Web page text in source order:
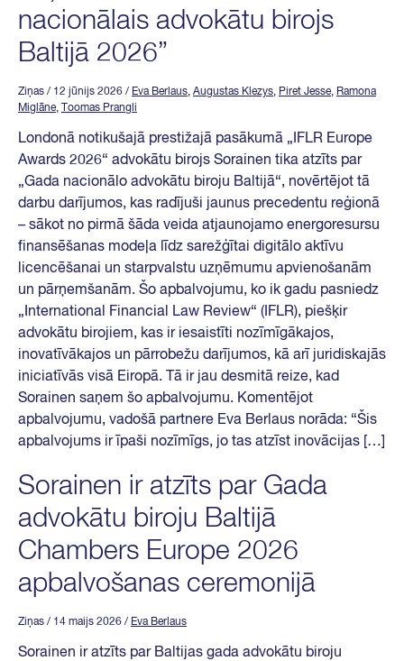
nacionālais advokātu birojs
Baltijā 2026”
Ziņas / 12 jūnijs 2026 / Eva Berlaus, Augustas Klezys, Piret Jesse, Ramona
Miglāne, Toomas Prangli
Londonā notikušajā prestižajā pasākumā „IFLR Europe
Awards 2026“ advokātu birojs Sorainen tika atzīts par
„Gada nacionālo advokātu biroju Baltijā“, novērtējot tā
darbu darījumos, kas radījuši jaunus precedentu reģionā
– sākot no pirmā šāda veida atjaunojamo energoresursu
finansēšanas modeļa līdz sarežģītai digitālo aktīvu
licencēšanai un starpvalstu uzņēmumu apvienošanām
un pārņemšanām. Šo apbalvojumu, ko ik gadu pasniedz
„International Financial Law Review“ (IFLR), piešķir
advokātu birojiem, kas ir iesaistīti nozīmīgākajos,
inovatīvākajos un pārrobežu darījumos, kā arī juridiskajās
iniciatīvās visā Eiropā. Tā ir jau desmitā reize, kad
Sorainen saņem šo apbalvojumu. Komentējot
apbalvojumu, vadošā partnere Eva Berlaus norāda: “Šis
apbalvojums ir īpaši nozīmīgs, jo tas atzīst inovācijas […]
Sorainen ir atzīts par Gada
advokātu biroju Baltijā
Chambers Europe 2026
apbalvošanas ceremonijā
Ziņas / 14 maijs 2026 / Eva Berlaus
Sorainen ir atzīts par Baltijas gada advokātu biroju